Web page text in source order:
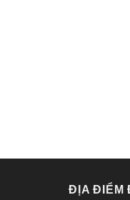
ĐỊA ĐIỂM